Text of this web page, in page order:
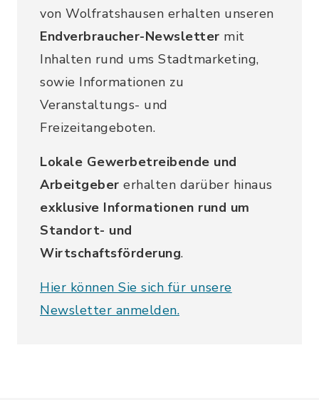
von Wolfratshausen erhalten unseren
Endverbraucher-Newsletter mit
Inhalten rund ums Stadtmarketing,
sowie Informationen zu
Veranstaltungs- und
Freizeitangeboten.
Lokale Gewerbetreibende und
Arbeitgeber erhalten darüber hinaus
exklusive Informationen rund um
Standort- und
Wirtschaftsförderung.
Hier können Sie sich für unsere
Newsletter anmelden.